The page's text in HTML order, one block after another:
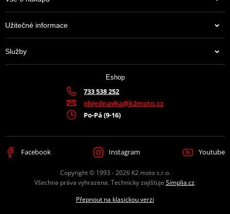
Užitečné informace
Služby
Eshop
733 538 252
objednavka@k2moto.cz
Po-Pá (9-16)
Facebook Instagram Youtube
Copyright © 1993 - 2026 K2 moto s.r.o.
Všechna práva vyhrazena. Technicky zajišťuje Simplia.cz.
Přepnout na klasickou verzi